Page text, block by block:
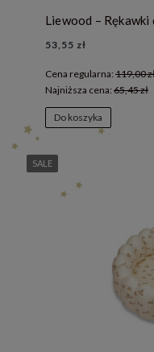
53,55 zł
Cena regularna: 119,00
Najniższa cena: 65,45 zł
Do koszyka
SALE